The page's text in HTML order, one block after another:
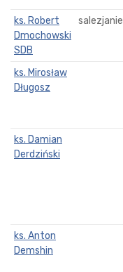
ks. Robert
Dmochowski
SDB
salezjanie
ks. Mirosław
Długosz
ks. Damian
Derdziński
ks. Anton
Demshin